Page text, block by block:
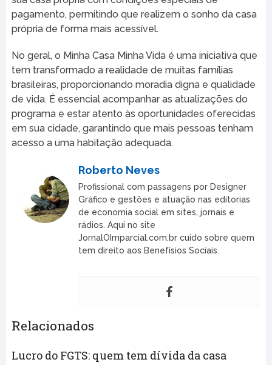
pagamento, permitindo que realizem o sonho da casa
própria de forma mais acessível.
No geral, o Minha Casa Minha Vida é uma iniciativa que
tem transformado a realidade de muitas famílias
brasileiras, proporcionando moradia digna e qualidade
de vida. É essencial acompanhar as atualizações do
programa e estar atento às oportunidades oferecidas
em sua cidade, garantindo que mais pessoas tenham
acesso a uma habitação adequada.
Roberto Neves
Profissional com passagens por Designer
Gráfico e gestões e atuação nas editorias
de economia social em sites, jornais e
rádios. Aqui no site
JornalOImparcial.com.br cuido sobre quem
tem direito aos Benefísios Sociais.
Relacionados
Lucro do FGTS: quem tem dívida da casa